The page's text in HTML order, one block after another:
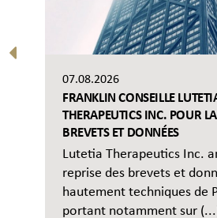
07.08.2026
FRANKLIN CONSEILLE
THERAPEUTICS INC. POUR
BREVETS ET DONNÉES
Lutetia Therapeutics Inc.
reprise des brevets et
hautement techniques de
portant notamment sur